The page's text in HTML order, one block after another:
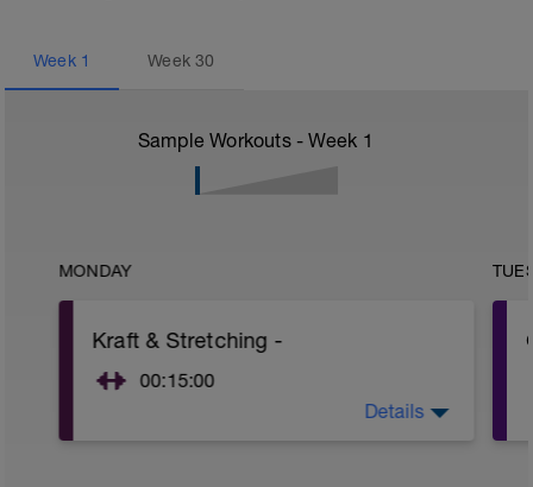
Week 1 Week30
Sample Workouts - Week 1
MONDAY
Kraft & Stretching -
00:15:00
Details